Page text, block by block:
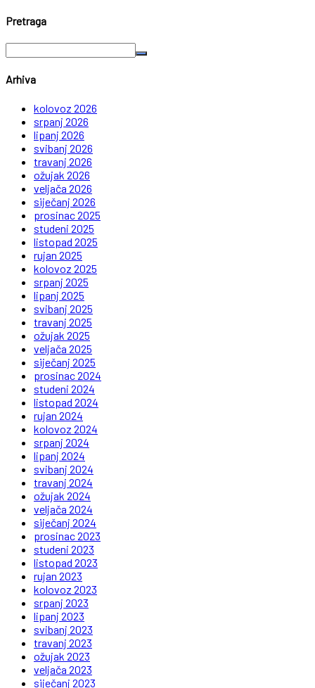
Pretraga
Arhiva
kolovoz 2026
srpanj 2026
lipanj 2026
svibanj 2026
travanj 2026
ožujak 2026
veljača 2026
siječanj 2026
prosinac 2025
studeni 2025
listopad 2025
rujan 2025
kolovoz 2025
srpanj 2025
lipanj 2025
svibanj 2025
travanj 2025
ožujak 2025
veljača 2025
siječanj 2025
prosinac 2024
studeni 2024
listopad 2024
rujan 2024
kolovoz 2024
srpanj 2024
lipanj 2024
svibanj 2024
travanj 2024
ožujak 2024
veljača 2024
siječanj 2024
prosinac 2023
studeni 2023
listopad 2023
rujan 2023
kolovoz 2023
srpanj 2023
lipanj 2023
svibanj 2023
travanj 2023
ožujak 2023
veljača 2023
siječanj 2023